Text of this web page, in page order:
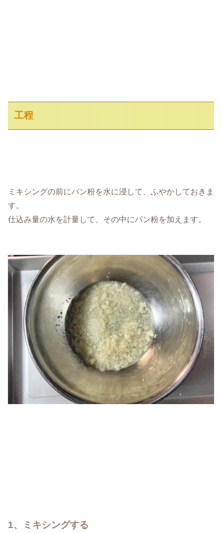
工程
ミキシングの前にパン粉を水に浸して、ふやかしておきま
す。
仕込み量の水を計量して、その中にパン粉を加えます。
1、ミキシングする